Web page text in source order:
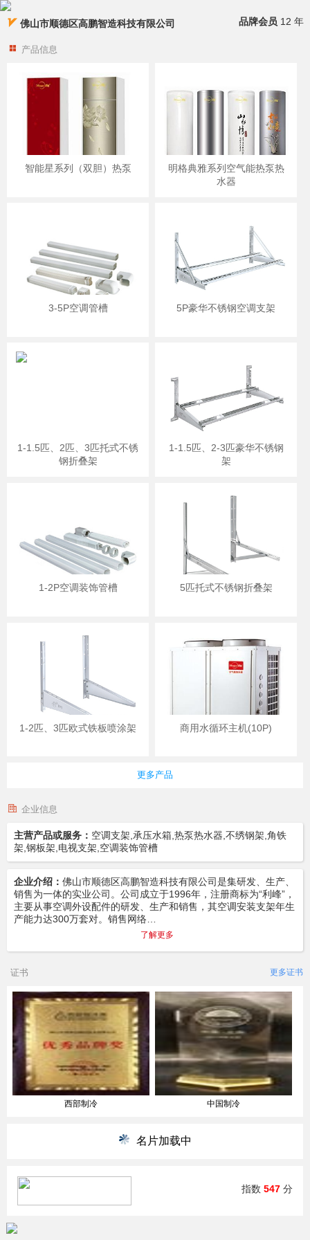
佛山市顺德区高鹏智造科技有限公司 品牌会员 12 年
产品信息
智能星系列（双胆）热泵
明格典雅系列空气能热泵热
水器
3-5P空调管槽 5P豪华不锈钢空调支架
1-1.5匹、2匹、3匹托式不锈
钢折叠架
1-1.5匹、2-3匹豪华不锈钢
架
1-2P空调装饰管槽 5匹托式不锈钢折叠架
1-2匹、3匹欧式铁板喷涂架 商用水循环主机(10P)
更多产品
企业信息
主营产品或服务： 空调支架,承压水箱,热泵热水器,不绣钢架,角铁
架,钢板架,电视支架,空调装饰管槽
企业介绍： 佛山市顺德区高鹏智造科技有限公司是集研发、生产、
销售为一体的实业公司。公司成立于1996年，注册商标为“利峰”，
主要从事空调外设配件的研发、生产和销售，其空调安装支架年生
产能力达300万套对。销售网络…
了解更多
证书 更多证书
西部制冷 中国制冷
名片加载中
指数 547 分